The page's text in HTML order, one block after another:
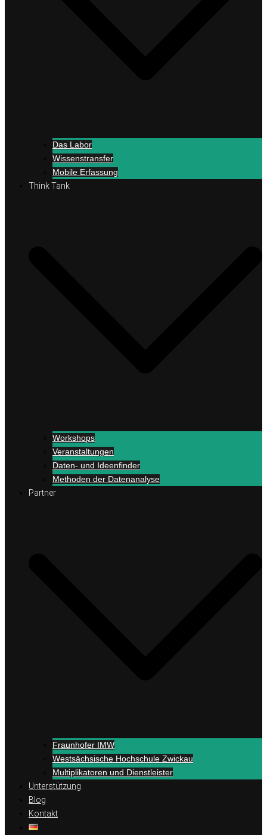
Das Labor
Wissenstransfer
Mobile Erfassung
Think Tank
Workshops
Veranstaltungen
Daten- und Ideenfinder
Methoden der Datenanalyse
Partner
Fraunhofer IMW
Westsächsische Hochschule Zwickau
Multiplikatoren und Dienstleister
Unterstützung
Blog
Kontakt